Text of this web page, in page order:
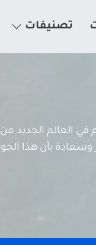
تصنيفات
في العالم الجديد
وسعادة بأن هذا